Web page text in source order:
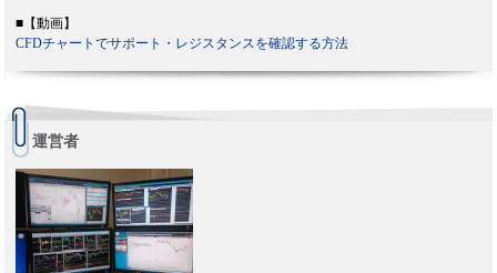
■【動画】
CFDチャートでサポート・レジスタンスを確認する方法
運営者